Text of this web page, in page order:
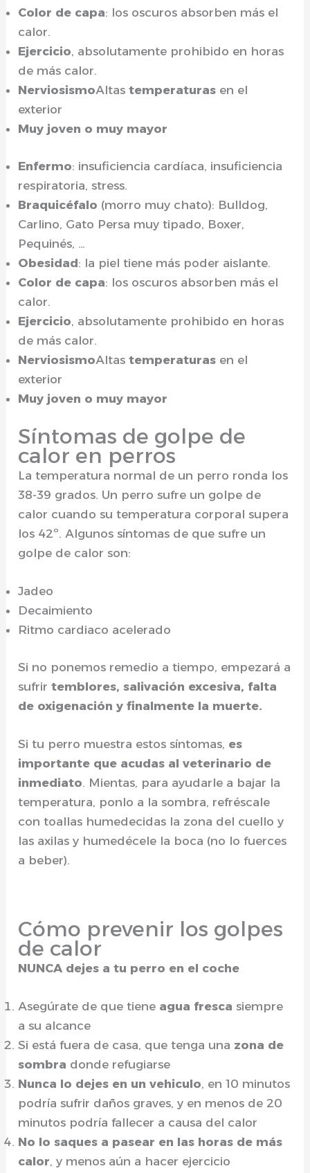
Color de capa: los oscuros absorben más el
calor.
Ejercicio, absolutamente prohibido en horas
de más calor.
NerviosismoAltastemperaturas en el
exterior
Muy joven o muy mayor
Enfermo: insuficiencia cardíaca, insuficiencia
respiratoria, stress.
Braquicéfalo (morro muy chato): Bulldog,
Carlino, Gato Persa muy tipado, Boxer,
Pequinés, …
Obesidad: la piel tiene más poder aislante.
Color de capa: los oscuros absorben más el
calor.
Ejercicio, absolutamente prohibido en horas
de más calor.
NerviosismoAltastemperaturas en el
exterior
Muy joven o muy mayor
Síntomas de golpe de
calor en perros
La temperatura normal de un perro ronda los
38-39 grados. Un perro sufre un golpe de
calor cuando su temperatura corporal supera
los 42º. Algunos síntomas de que sufre un
golpe de calor son:
Jadeo
Decaimiento
Ritmo cardiaco acelerado
Si no ponemos remedio a tiempo, empezará a
sufrirtemblores, salivación excesiva, falta
de oxigenación y finalmente la muerte.
Si tu perro muestra estos síntomas, es
importante que acudas al veterinario de
inmediato. Mientas, para ayudarle a bajar la
temperatura, ponlo a la sombra, refréscale
con toallas humedecidas la zona del cuello y
las axilas y humedécele la boca (no lo fuerces
a beber).
Cómo prevenir los golpes
de calor
NUNCA dejes a tu perro en el coche
Asegúrate de que tiene agua fresca siempre
a su alcance
Si está fuera de casa, que tenga una zona de
sombra donde refugiarse
Nunca lo dejes en un vehiculo, en 10 minutos
podría sufrir daños graves, y en menos de 20
minutos podría fallecer a causa del calor
No lo saques a pasear en las horas de más
calor, y menos aún a hacer ejercicio